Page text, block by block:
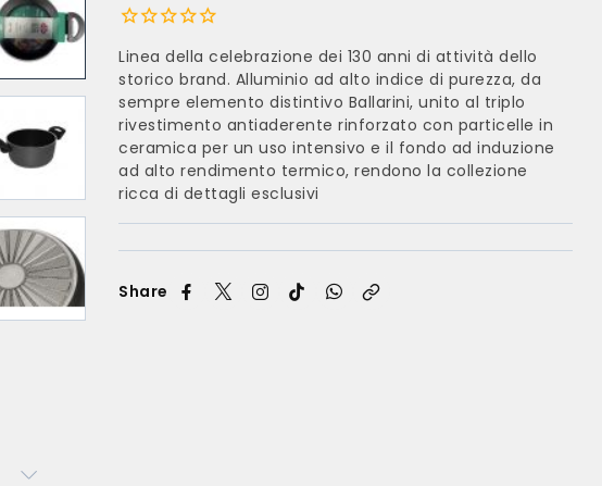
Linea della celebrazione dei 130 anni di attività dello
storico brand. Alluminio ad alto indice di purezza, da
sempre elemento distintivo Ballarini, unito al triplo
rivestimento antiaderente rinforzato con particelle in
ceramica per un uso intensivo e il fondo ad induzione
ad alto rendimento termico, rendono la collezione
ricca di dettagli esclusivi
Share